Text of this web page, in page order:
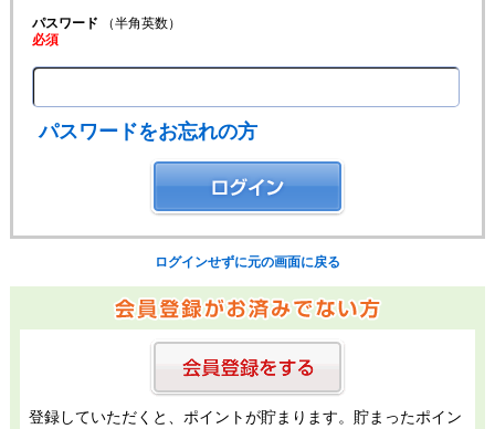
パスワード （半角英数）
必須
パスワードをお忘れの方
ログインせずに元の画面に戻る
登録していただくと、ポイントが貯まります。貯まったポイン